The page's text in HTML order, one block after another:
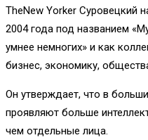
TheNew Yorker Суровецкий
2004 года под названием
умнее немногих» и как
бизнес, экономику,
Он утверждает, что в
проявляют больше
чем отдельные лица.